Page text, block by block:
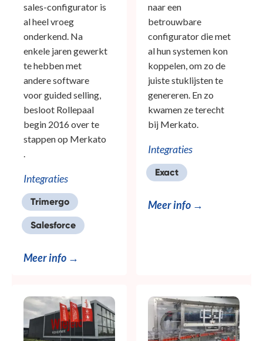
sales-configurator is
al heel vroeg
onderkend. Na
enkele jaren gewerkt
te hebben met
andere software
voor guided selling,
besloot Rollepaal
begin 2016 over te
stappen op Merkato
Integraties
Trimergo
Salesforce
Meer info →
naar een
betrouwbare
configurator die met
al hun systemen kon
koppelen, om zo de
juiste stuklijsten te
genereren. En zo
kwamen ze terecht
bij Merkato.
Integraties
Exact
Meer info →